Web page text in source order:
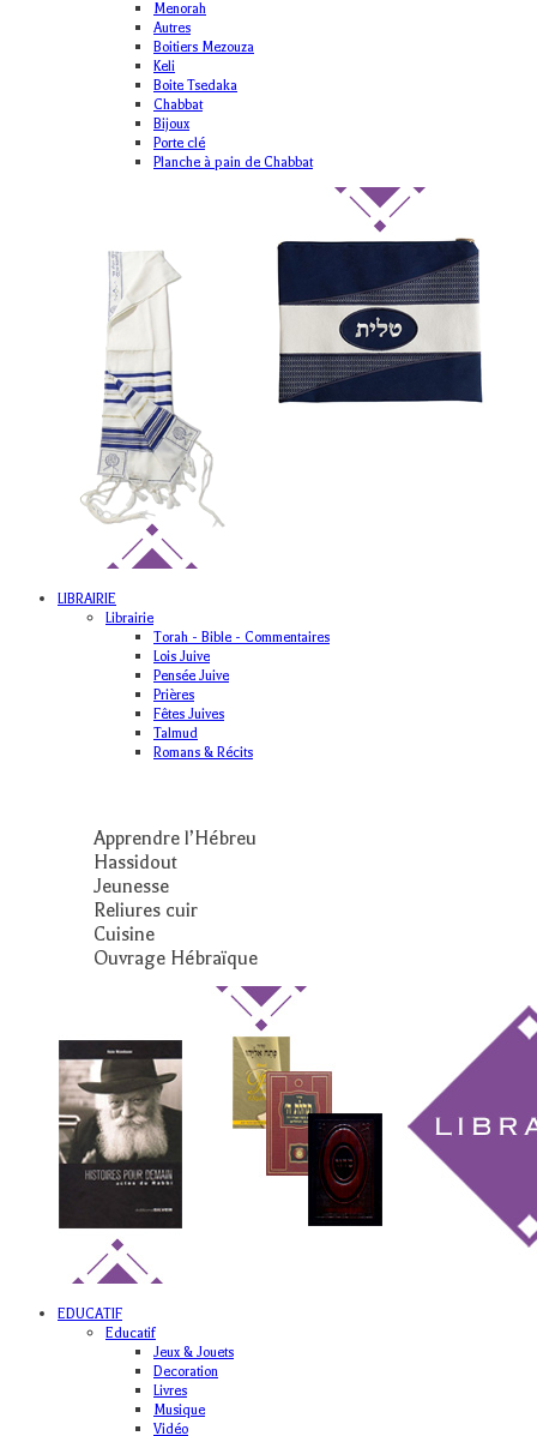
Menorah
Autres
Boitiers Mezouza
Keli
Boite Tsedaka
Chabbat
Bijoux
Porte clé
Planche à pain de Chabbat
LIBRAIRIE
Librairie
Torah - Bible - Commentaires
Lois Juive
Pensée Juive
Prières
Fêtes Juives
Talmud
Romans & Récits
Apprendre l’Hébreu
Hassidout
Jeunesse
Reliures cuir
Cuisine
Ouvrage Hébraïque
EDUCATIF
Educatif
Jeux & Jouets
Decoration
Livres
Musique
Vidéo